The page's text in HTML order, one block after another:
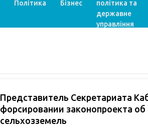
Політика Бізнес
політика та
державне
управління
Представитель Секретариата
форсировании законопроекта
сельхозземель